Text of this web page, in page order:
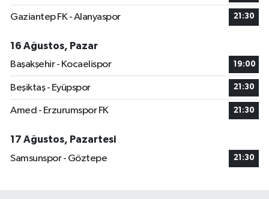
Gaziantep FK - Alanyaspor 21:30
16 Ağustos, Pazar
Başakşehir - Kocaelispor
19:00
Beşiktaş - Eyüpspor 21:30
Amed - Erzurumspor FK 21:30
17 Ağustos, Pazartesi
Samsunspor - Göztepe
21:30